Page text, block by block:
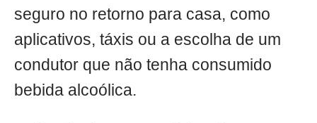
seguro no retorno para casa, como
aplicativos, táxis ou a escolha de um
condutor que não tenha consumido
bebida alcoólica.